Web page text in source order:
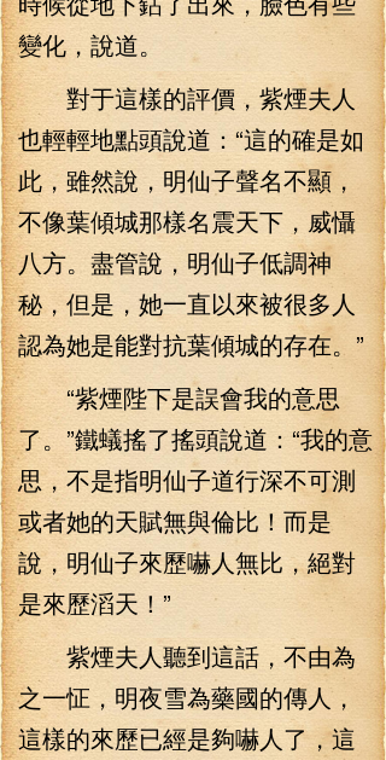
變化，說道。
對于這樣的評價，紫煙夫人
也輕輕地點頭說道：“這的確是如
此，雖然說，明仙子聲名不顯，
不像葉傾城那樣名震天下，威懾
八方。盡管說，明仙子低調神
秘，但是，她一直以來被很多人
認為她是能對抗葉傾城的存在。”
“紫煙陛下是誤會我的意思
了。”鐵蟻搖了搖頭說道：“我的意
思，不是指明仙子道行深不可測
或者她的天賦無與倫比！而是
說，明仙子來歷嚇人無比，絕對
是來歷滔天！”
紫煙夫人聽到這話，不由為
之一怔，明夜雪為藥國的傳人，
這樣的來歷已經是夠嚇人了，這